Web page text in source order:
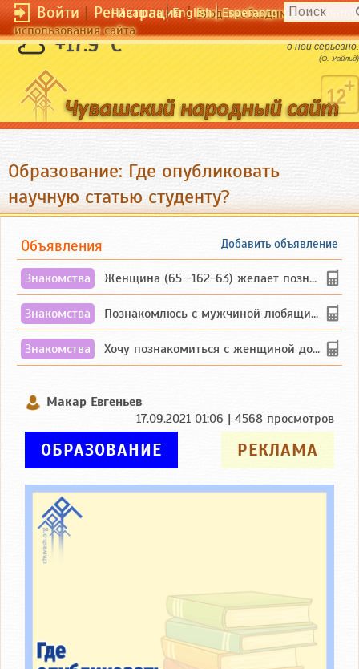
Войти|Регистрация|Вход необходим для
использования сайта
Чӑвашла English Esperanto
+17.9 °C
Жизнь слишком важна, чтобы рассуждать
о ней серьёзно.
(О. Уайльд)
Образование: Где опубликовать
научную статью студенту?
Добавить объявление
Объявления
Знакомства Женщина (65 -162-63) желает познакомиться с одиноким, добродушным, без вредных ...
Знакомства Познакомлюсь с мужчиной любящим танцевать и петь на родном чувашском языке
Знакомства Хочу познакомиться с женщиной до 55 лет чувашской или русской национальности дл...
Макар Евгеньев
17.09.2021 01:06 | 4568 просмотров
РЕКЛАМА
ОБРАЗОВАНИЕ